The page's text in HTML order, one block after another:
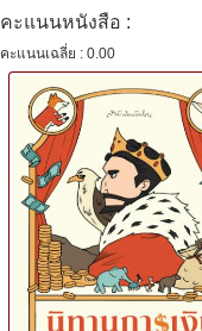
คะแนนหนังสือ :
คะแนนเฉลี่ย : 0.00